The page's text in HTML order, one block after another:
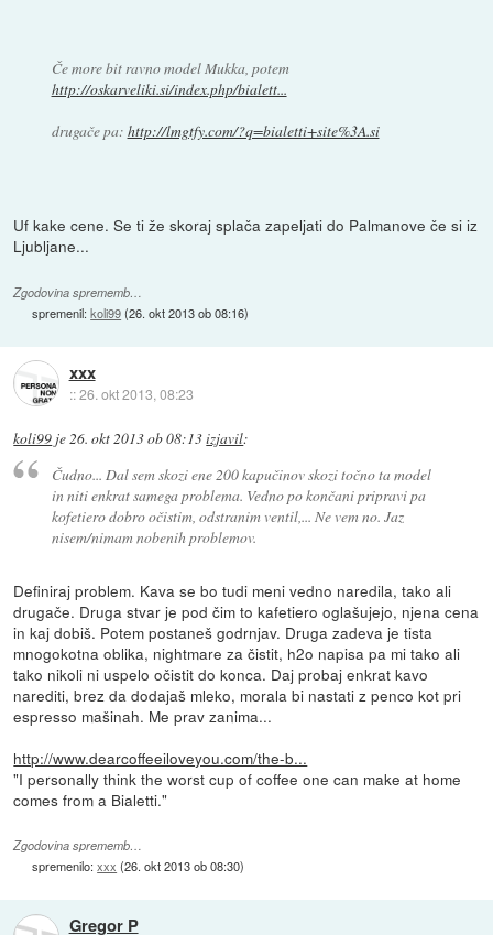
Če more bit ravno model Mukka, potem
http://oskarveliki.si/index.php/bialett...
drugače pa: http://lmgtfy.com/?q=bialetti+site%3A.si
Uf kake cene. Se ti že skoraj splača zapeljati do Palmanove če si iz
Ljubljane...
Zgodovina sprememb…
spremenil:koli99(26. okt 2013 ob 08:16)
xxx
::26. okt 2013, 08:23
koli99 je 26. okt 2013 ob 08:13izjavil:
Čudno... Dal sem skozi ene 200 kapučinov skozi točno ta model
in niti enkrat samega problema. Vedno po končani pripravi pa
kofetiero dobro očistim, odstranim ventil,... Ne vem no. Jaz
nisem/nimam nobenih problemov.
Definiraj problem. Kava se bo tudi meni vedno naredila, tako ali
drugače. Druga stvar je pod čim to kafetiero oglašujejo, njena cena
in kaj dobiš. Potem postaneš godrnjav. Druga zadeva je tista
mnogokotna oblika, nightmare za čistit, h2o napisa pa mi tako ali
tako nikoli ni uspelo očistit do konca. Daj probaj enkrat kavo
narediti, brez da dodajaš mleko, morala bi nastati z penco kot pri
espresso mašinah. Me prav zanima...
http://www.dearcoffeeiloveyou.com/the-b...
"I personally think the worst cup of coffee one can make at home
comes from a Bialetti."
Zgodovina sprememb…
spremenilo:xxx (26. okt 2013 ob 08:30)
Gregor P